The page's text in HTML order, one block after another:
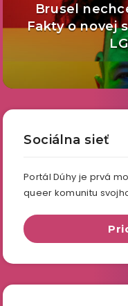
Brusel
Fakty o novej
Sociálna sieť
Portál Dúhy je prvá
queer komunitu